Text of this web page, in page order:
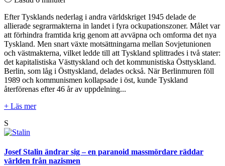
Efter Tysklands nederlag i andra världskriget 1945 delade de
allierade segrarmakterna in landet i fyra ockupationszoner. Målet var
att förhindra framtida krig genom att avväpna och omforma det nya
Tyskland. Men snart växte motsättningarna mellan Sovjetunionen
och västmakterna, vilket ledde till att Tyskland splittrades i två stater:
det kapitalistiska Västtyskland och det kommunistiska Östtyskland.
Berlin, som låg i Östtyskland, delades också. När Berlinmuren föll
1989 och kommunismen kollapsade i öst, kunde Tyskland
återförenas efter 46 år av uppdelning...
+ Läs mer
S
Josef Stalin ändrar sig – en paranoid massmördare räddar
världen från nazismen